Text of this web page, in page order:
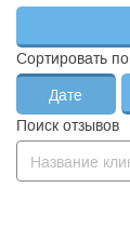
Сортировать по
Дате
Поиск отзывов